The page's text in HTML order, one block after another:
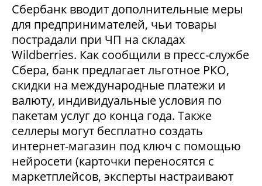
Сбербанк вводит дополнительные меры
для предпринимателей, чьи товары
пострадали при ЧП на складах
Wildberries. Как сообщили в пресс-службе
Сбера, банк предлагает льготное РКО,
скидки на международные платежи и
валюту, индивидуальные условия по
пакетам услуг до конца года. Также
селлеры могут бесплатно создать
интернет-магазин под ключ с помощью
нейросети (карточки переносятся с
маркетплейсов, эксперты настраивают